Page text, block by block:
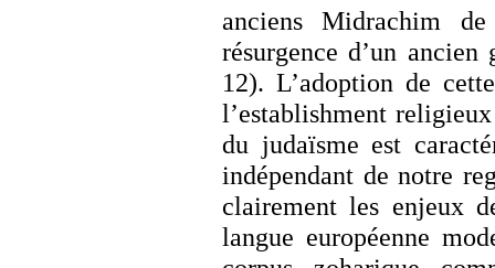
anciens Midrachim
résurgence d’un
12). L’adoption de
l’establishment
du judaïsme est
indépendant de notre
clairement les enjeux
langue européenne